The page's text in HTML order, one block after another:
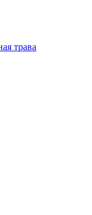
трава